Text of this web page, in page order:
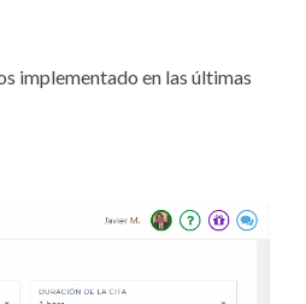
implementado en las últimas